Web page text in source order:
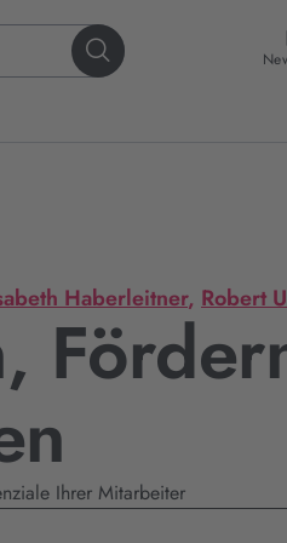
Haberleitner, Robert
Ihrer Mitarbeiter